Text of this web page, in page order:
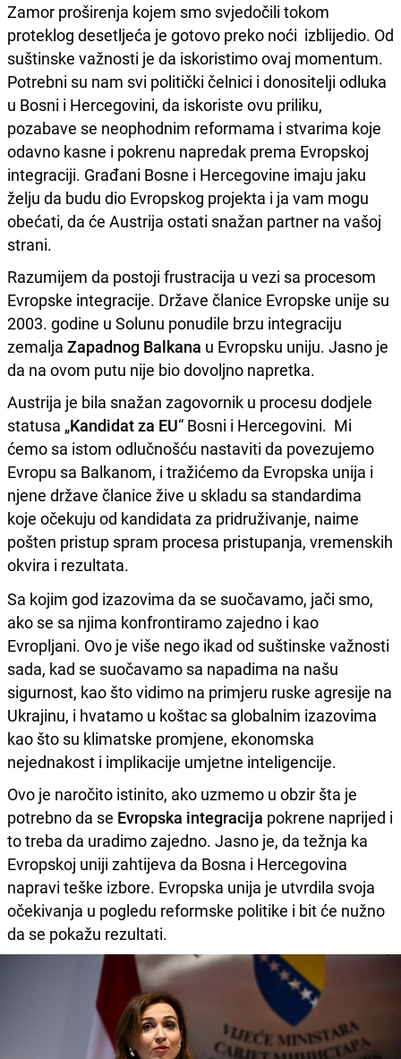
Zamor proširenja kojem smo svjedočili tokom
proteklog desetljeća je gotovo preko noći izblijedio. Od
suštinske važnosti je da iskoristimo ovaj momentum.
Potrebni su nam svi politički čelnici i donositelji odluka
u Bosni i Hercegovini, da iskoriste ovu priliku,
pozabave se neophodnim reformama i stvarima koje
odavno kasne i pokrenu napredak prema Evropskoj
integraciji. Građani Bosne i Hercegovine imaju jaku
želju da budu dio Evropskog projekta i ja vam mogu
obećati, da će Austrija ostati snažan partner na vašoj
strani.
Razumijem da postoji frustracija u vezi sa procesom
Evropske integracije. Države članice Evropske unije su
2003. godine u Solunu ponudile brzu integraciju
zemalja Zapadnog Balkana u Evropsku uniju. Jasno je
da na ovom putu nije bio dovoljno napretka.
Austrija je bila snažan zagovornik u procesu dodjele
statusa „Kandidat za EU“ Bosni i Hercegovini. Mi
ćemo sa istom odlučnošću nastaviti da povezujemo
Evropu sa Balkanom, i tražićemo da Evropska unija i
njene države članice žive u skladu sa standardima
koje očekuju od kandidata za pridruživanje, naime
pošten pristup spram procesa pristupanja, vremenskih
okvira i rezultata.
Sa kojim god izazovima da se suočavamo, jači smo,
ako se sa njima konfrontiramo zajedno i kao
Evropljani. Ovo je više nego ikad od suštinske važnosti
sada, kad se suočavamo sa napadima na našu
sigurnost, kao što vidimo na primjeru ruske agresije na
Ukrajinu, i hvatamo u koštac sa globalnim izazovima
kao što su klimatske promjene, ekonomska
nejednakost i implikacije umjetne inteligencije.
Ovo je naročito istinito, ako uzmemo u obzir šta je
potrebno da se Evropska integracija pokrene naprijed i
to treba da uradimo zajedno. Jasno je, da težnja ka
Evropskoj uniji zahtijeva da Bosna i Hercegovina
napravi teške izbore. Evropska unija je utvrdila svoja
očekivanja u pogledu reformske politike i bit će nužno
da se pokažu rezultati.